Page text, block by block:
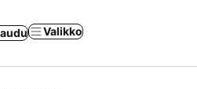
Valikko